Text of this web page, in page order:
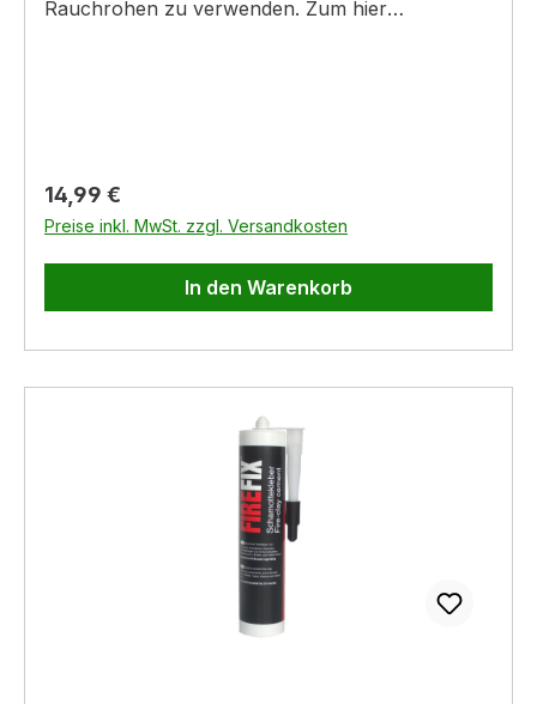
Rauchrohen zu verwenden. Zum hier
Regulärer Preis:
14,99 €
Preise inkl. MwSt. zzgl. Versandkosten
In den Warenkorb